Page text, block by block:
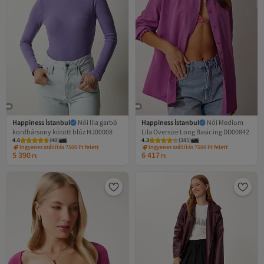
Happiness İstanbul
Női lila garbó
kordbársony kötött blúz HJ00008
4.6 (48)
Ingyenes szállítás 7500 Ft felett
5 390 Ft
Happiness İstanbul
Női Medium
Lila Oversize Long Basic ing DD00842
4.3 (385)
Ingyenes szállítás 7500 Ft felett
6 417 Ft